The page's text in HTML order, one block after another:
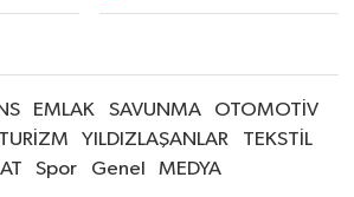
EMLAK SAVUNMA
OTOMOTİV
TURİZM YILDIZLAŞANLAR
TEKSTİL
Spor Genel MEDYA